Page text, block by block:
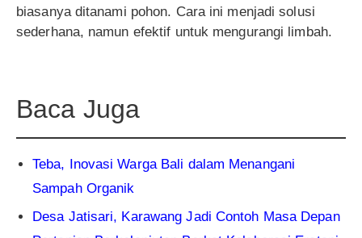
biasanya ditanami pohon. Cara ini menjadi solusi
sederhana, namun efektif untuk mengurangi limbah.
Baca Juga
Teba, Inovasi Warga Bali dalam Menangani
Sampah Organik
Desa Jatisari, Karawang Jadi Contoh Masa Depan